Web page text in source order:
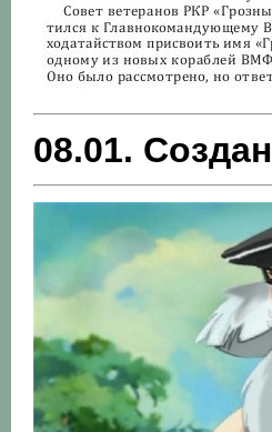
08.01. Создан